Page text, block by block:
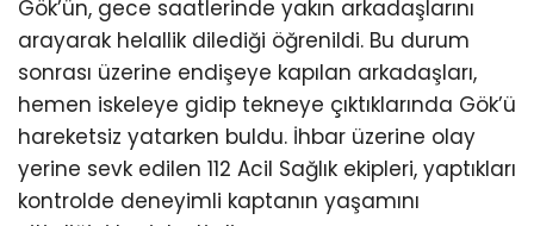
Gök’ün, gece saatlerinde yakın arkadaşlarını
arayarak helallik dilediği öğrenildi. Bu durum
sonrası üzerine endişeye kapılan arkadaşları,
hemen iskeleye gidip tekneye çıktıklarında Gök’ü
hareketsiz yatarken buldu. İhbar üzerine olay
yerine sevk edilen 112 Acil Sağlık ekipleri, yaptıkları
kontrolde deneyimli kaptanın yaşamını